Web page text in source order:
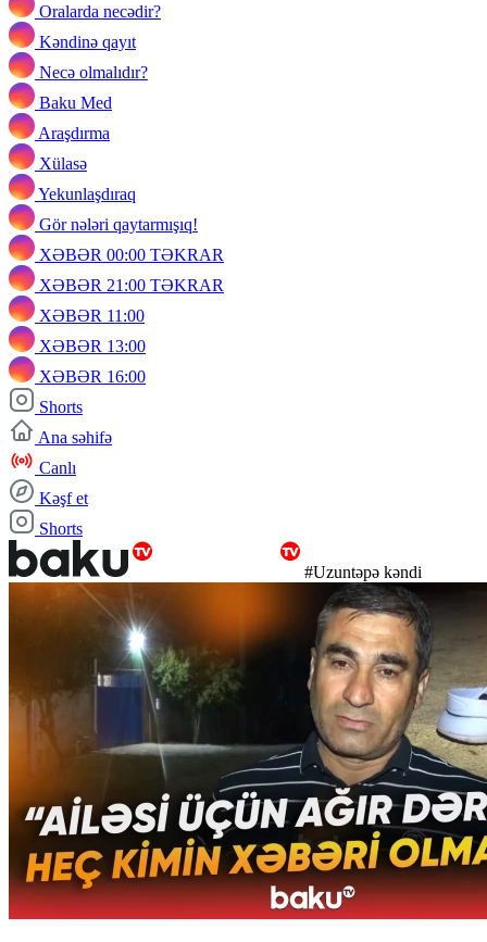
Oralarda necədir?
Kəndinə qayıt
Necə olmalıdır?
Baku Med
Araşdırma
Xülasə
Yekunlaşdıraq
Gör nələri qaytarmışıq!
XƏBƏR 00:00 TƏKRAR
XƏBƏR 21:00 TƏKRAR
XƏBƏR 11:00
XƏBƏR 13:00
XƏBƏR 16:00
Shorts
Ana səhifə
Canlı
Kəşf et
Shorts
#Uzuntəpə kəndi